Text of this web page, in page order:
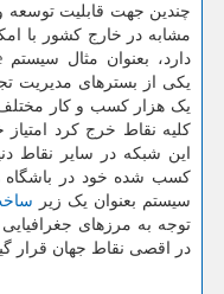
چندین جهت قابلیت توسعه
مشابه در خارج کشور با
یکی از بسترهای مدیریت
یک هزار کسب و کار
کلیه نقاط خرج کرد
این شبکه در سایر نقاط
کسب شده خود در باشگاه
سیستم بعنوان یک زیر
توجه به مرزهای
در اقصی نقاط جهان قرار